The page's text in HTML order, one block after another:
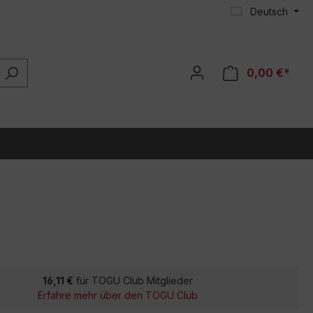
Deutsch
0,00 €*
16,11 € für TOGU Club Mitglieder
Erfahre mehr über den TOGU Club